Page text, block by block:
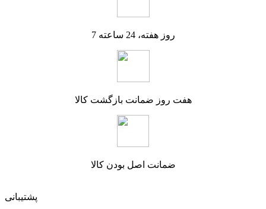
7 روز هفته، 24 ساعته
هفت روز ضمانت بازگشت کالا
ضمانت اصل بودن کالا
پشتیبانی